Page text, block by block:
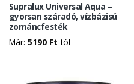
Supralux Universal Aqua –
gyorsan száradó, vízbázisú
zománcfesték
Már: 5190 Ft-tól